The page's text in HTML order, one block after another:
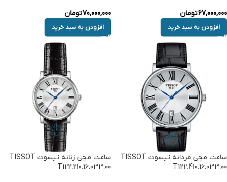
67,000,000تومان
افزودن به سبد خرید
70,000,000تومان
افزودن به سبد خرید
ساعت مچی مردانه تیسوت TISSOT
T122.410.16.033.00
ساعت مچی زنانه تیسوت TISSOT
T122.210.16.033.00